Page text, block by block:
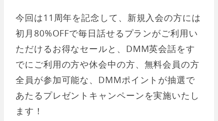
今回は11周年を記念して、新規入会の方には
初月80%OFFで毎日話せるプランがご利用い
ただけるお得なセールと、DMM英会話をす
でにご利用の方や休会中の方、無料会員の方
全員が参加可能な、DMMポイントが抽選で
あたるプレゼントキャンペーンを実施いたし
ます！